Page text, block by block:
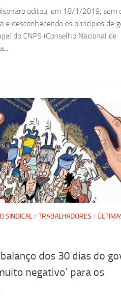
editou, em 18/1/2019, sem
e desconhecendo os princípios de
do CNPS (Conselho Nacional de
SINDICAL/ TRABALHADORES /
dos 30 dias do
negativo’ para os